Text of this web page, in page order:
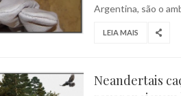
Argentina, são o
LEIA MAIS
Neandertais